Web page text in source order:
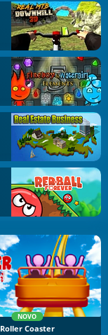
NOVO
Roller Coaster